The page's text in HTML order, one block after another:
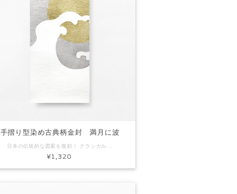
手摺り型染め古典柄金封 満月に波
¥1,320